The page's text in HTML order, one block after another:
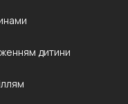
дитини